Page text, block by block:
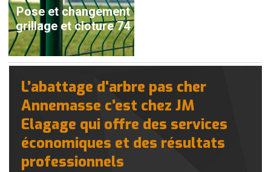
Pose et changement
grillage et cloture 74
L’abattage d'arbre pas cher
Annemasse c’est chez JM
Elagage qui offre des services
économiques et des résultats
professionnels